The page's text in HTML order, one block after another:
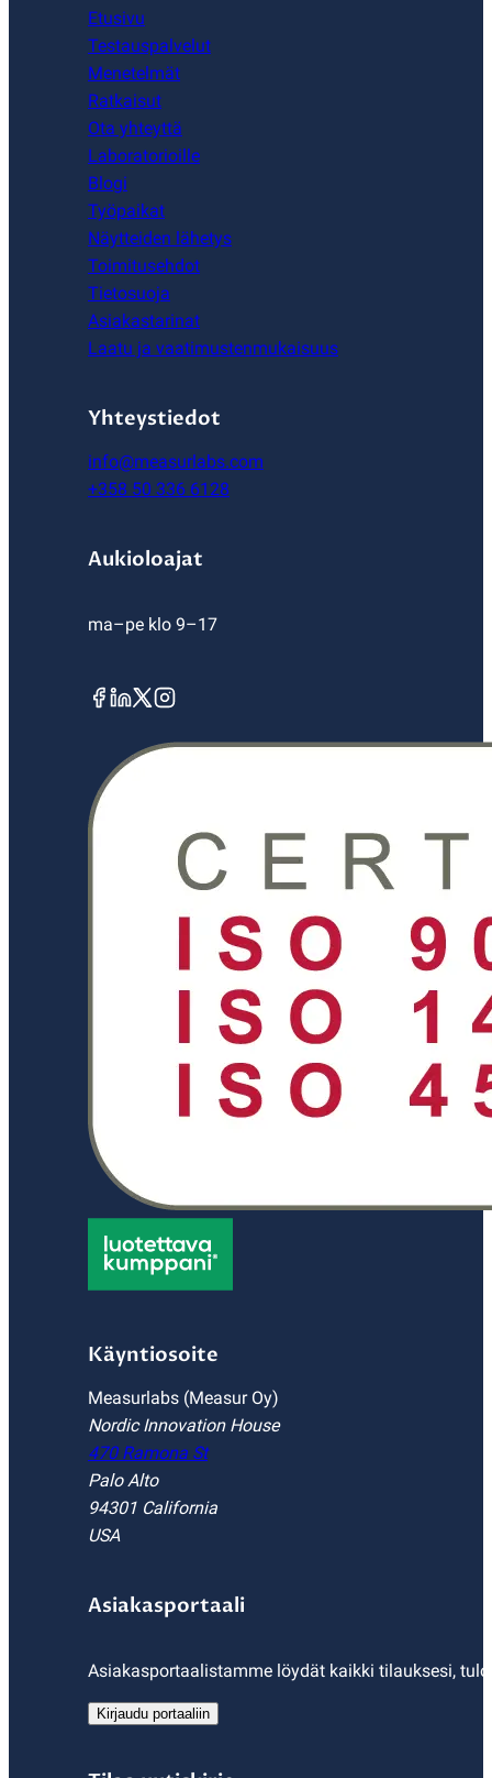
Etusivu
Testauspalvelut
Menetelmät
Ratkaisut
Ota yhteyttä
Laboratorioille
Blogi
Työpaikat
Näytteiden lähetys
Toimitusehdot
Tietosuoja
Asiakastarinat
Laatu ja vaatimustenmukaisuus
Yhteystiedot
info@measurlabs.com
+358 50 336 6128
Aukioloajat
ma–pe klo 9–17
Käyntiosoite
Measurlabs (Measur Oy)
Nordic Innovation House
470 Ramona St
Palo Alto
94301 California
USA
Asiakasportaali
Asiakasportaalistamme löydät kaikki tilauksesi,
Kirjaudu portaaliin